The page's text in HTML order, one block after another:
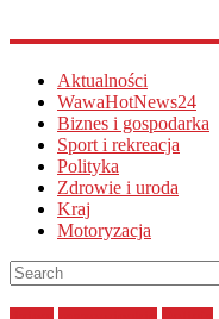
Aktualności
WawaHotNews24
Biznes i gospodarka
Sport i rekreacja
Polityka
Zdrowie i uroda
Kraj
Motoryzacja